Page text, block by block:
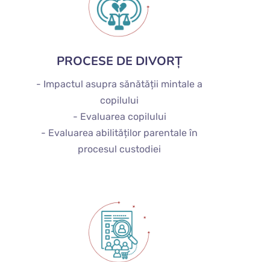
PROCESE DE DIVORȚ
- Impactul asupra sănătății mintale a
copilului
- Evaluarea copilului
- Evaluarea abilităților parentale în
procesul custodiei